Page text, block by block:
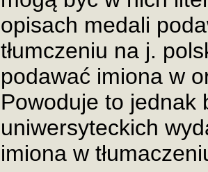
opisach medali
tłumczeniu na j.
podawać imiona w
Powoduje to jednak
uniwersyteckich
imiona w